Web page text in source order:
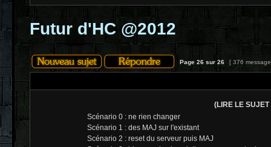
Futur d'HC @2012
Page 26 sur 26 [ 376
(LIRE LE
Scénario 0 : ne rien changer
Scénario 1 : des MAJ sur l'existant
Scénario 2 : reset du serveur puis MAJ